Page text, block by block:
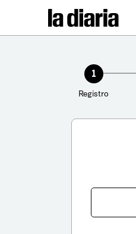
1
Registro